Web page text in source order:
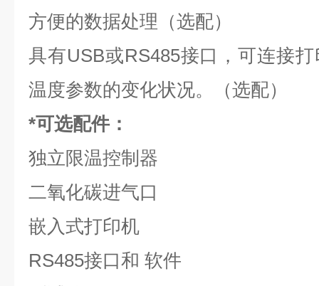
方便的数据处理（选配）
具有USB或RS485接口，可连接
温度参数的变化状况。（选配）
*可选配件：
独立限温控制器
二氧化碳进气口
嵌入式打印机
RS485接口和 软件